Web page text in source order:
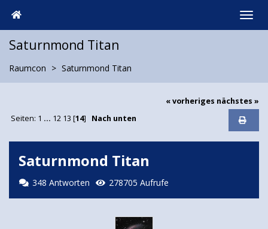
Saturnmond Titan
Raumcon Saturnmond Titan
« vorheriges nächstes »
Seiten: 1 ... 12 13 [14] Nach unten
Saturnmond Titan
348 Antworten 278705 Aufrufe